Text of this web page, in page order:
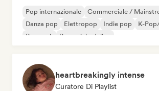
Pop internazionale
Commerciale /
Danza pop
Elettropop Indie pop
K-
Pop rock
Pop psichedelico
heartbreakingly intense
Curatore Di Playlist